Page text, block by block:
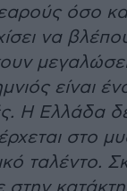
όσο
να
είναι
Η Ελλάδα
στο
ταλέντο.